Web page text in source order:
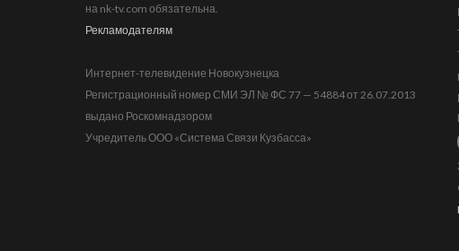
на nk-tv.com обязательна.
Рекламодателям
Интернет-телевидение Новокузнецка
Регистрационный номер СМИ ЭЛ № ФС 77 — 54884 от 26.07.2013
выдано Роскомнадзором
Учредитель ООО «Система Связи Кузбасса»